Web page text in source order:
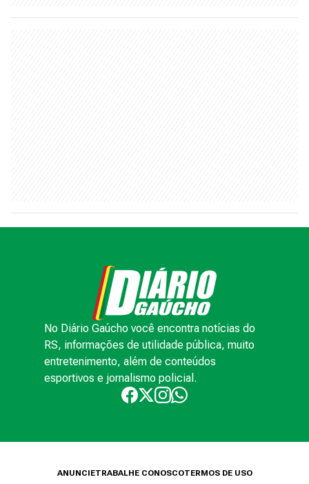
No Diário Gaúcho você encontra notícias do
RS, informações de utilidade pública, muito
entretenimento, além de conteúdos
esportivos e jornalismo policial.
ANUNCIETRABALHE CONOSCOTERMOS DE USO